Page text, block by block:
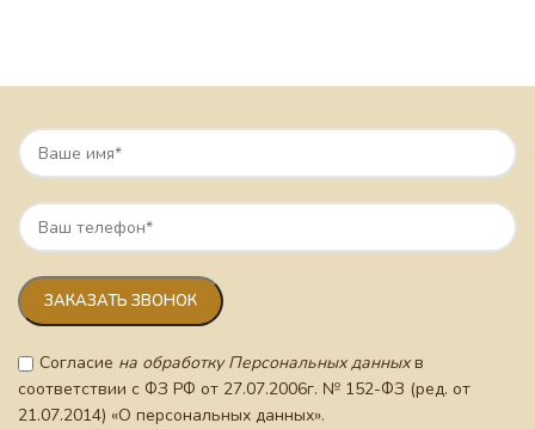
Согласие на обработку Персональных данныхв
соответствии с ФЗ РФ от 27.07.2006г. № 152-ФЗ (ред. от
21.07.2014) «О персональных данных».